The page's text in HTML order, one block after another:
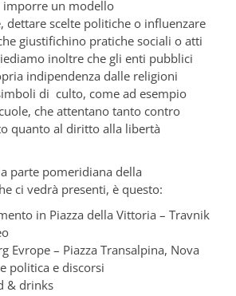
un modello
dettare scelte politiche o influenzare
giustifichino pratiche sociali o atti
inoltre che gli enti pubblici
indipendenza dalle religioni
di culto, come ad esempio
che attentano tanto contro
quanto al diritto alla libertà
parte pomeridiana della
ci vedrà presenti, è questo:
in Piazza della Vittoria – Travnik
Evrope – Piazza Transalpina, Nova
politica e discorsi
& drinks